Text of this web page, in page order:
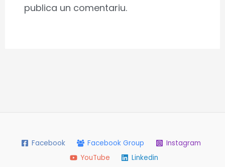
publica un comentariu.
Facebook Facebook Group
Instagram
YouTube
Linkedin